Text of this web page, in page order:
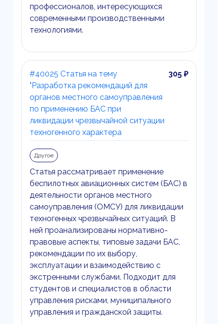
профессионалов, интересующихся
современными производственными
технологиями.
#40025 Статья на тему
"Разработка рекомендаций для
органов местного самоуправления
по применению БАС при
ликвидации чрезвычайной ситуации
техногенного характера
305 ₽
Другое
Статья рассматривает применение
беспилотных авиационных систем (БАС) в
деятельности органов местного
самоуправления (ОМСУ) для ликвидации
техногенных чрезвычайных ситуаций. В
ней проанализированы нормативно-
правовые аспекты, типовые задачи БАС,
рекомендации по их выбору,
эксплуатации и взаимодействию с
экстренными службами. Подходит для
студентов и специалистов в области
управления рисками, муниципального
управления и гражданской защиты.